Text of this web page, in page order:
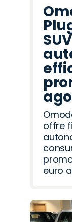
offre
euro